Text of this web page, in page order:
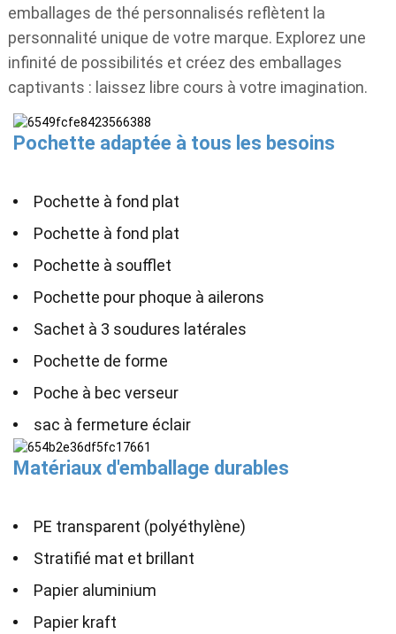
emballages de thé personnalisés reflètent la
personnalité unique de votre marque. Explorez une
infinité de possibilités et créez des emballages
captivants : laissez libre cours à votre imagination.
Pochette adaptée à tous les besoins
Pochette à fond plat
Pochette à fond plat
Pochette à soufflet
Pochette pour phoque à ailerons
Sachet à 3 soudures latérales
Pochette de forme
Poche à bec verseur
sac à fermeture éclair
Matériaux d'emballage durables
PE transparent (polyéthylène)
Stratifié mat et brillant
Papier aluminium
Papier kraft